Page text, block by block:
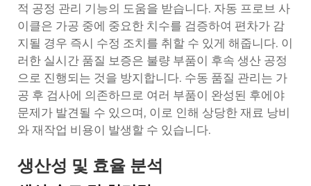
적 공정 관리 기능의 도움을 받습니다. 자동 프로브 사
이클은 가공 중에 중요한 치수를 검증하여 편차가 감
지될 경우 즉시 수정 조치를 취할 수 있게 해줍니다. 이
러한 실시간 품질 보증은 불량 부품이 후속 생산 공정
으로 진행되는 것을 방지합니다. 수동 품질 관리는 가
공 후 검사에 의존하므로 여러 부품이 완성된 후에야
문제가 발견될 수 있으며, 이로 인해 상당한 재료 낭비
와 재작업 비용이 발생할 수 있습니다.
생산성 및 효율 분석